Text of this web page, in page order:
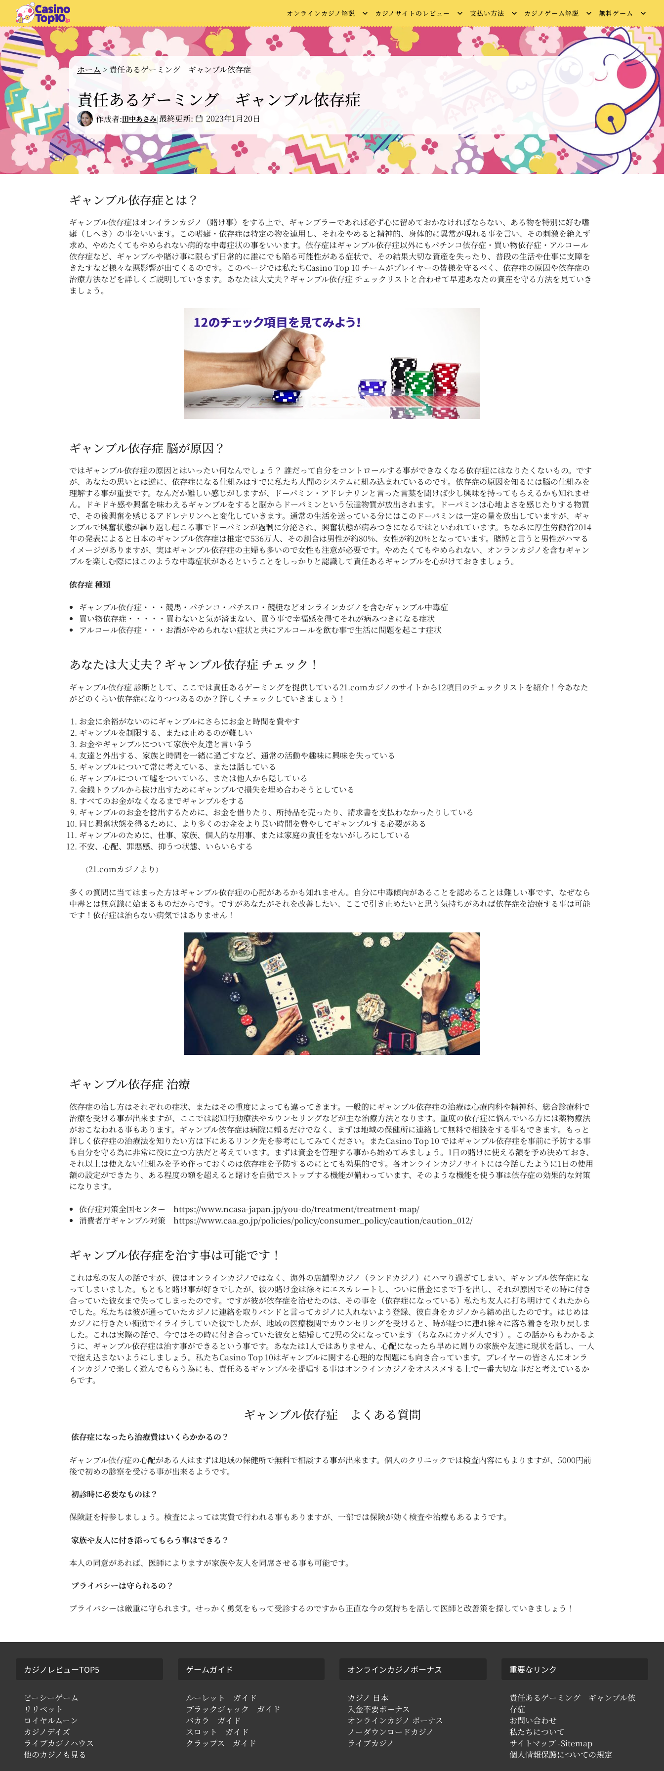
オンラインカジノ解説 カジノサイトのレビュー 支払い方法 カジノゲーム解説 無料ゲーム
ホーム > 責任あるゲーミング ギャンブル依存症
責任あるゲーミング ギャンブル依存症
作成者:田中あさみ|最終更新: 2023年1月20日
ギャンブル依存症とは？
ギャンブル依存症はオンイランカジノ（賭け事）をする上で、ギャンブラーであれば必ず心に留めておかなければならない、ある物を特別に好む嗜
癖（しへき）の事をいいます。この嗜癖・依存症は特定の物を連用し、それをやめると精神的、身体的に異常が現れる事を言い、その刺激を絶えず
求め、やめたくてもやめられない病的な中毒症状の事をいいます。依存症はギャンブル依存症以外にもパチンコ依存症・買い物依存症・アルコール
依存症など、ギャンブルや賭け事に限らず日常的に誰にでも陥る可能性がある症状で、その結果大切な資産を失ったり、普段の生活や仕事に支障を
きたすなど様々な悪影響が出てくるのです。このページでは私たちCasino Top 10 チームがプレイヤーの皆様を守るべく、依存症の原因や依存症の
治療方法などを詳しくご説明していきます。あなたは大丈夫？ギャンブル依存症 チェックリストと合わせて早速あなたの資産を守る方法を見ていき
ましょう。
ギャンブル依存症 脳が原因？
ではギャンブル依存症の原因とはいったい何なんでしょう？ 誰だって自分をコントロールする事ができなくなる依存症にはなりたくないもの。です
が、あなたの思いとは逆に、依存症になる仕組みはすでに私たち人間のシステムに組み込まれているのです。依存症の原因を知るには脳の仕組みを
理解する事が重要です。なんだか難しい感じがしますが、ドーパミン・アドレナリンと言った言葉を聞けば少し興味を持ってもらえるかも知れませ
ん。ドキドキ感や興奮を味わえるギャンブルをすると脳からドーパミンという伝達物質が放出されます。ドーパミンは心地よさを感じたりする物質
で、その後興奮を感じるアドレナリンへと変化していきます。通常の生活を送っている分にはこのドーパミンは一定の量を放出していますが、ギャ
ンブルで興奮状態が繰り返し起こる事でドーパミンが過剰に分泌され、興奮状態が病みつきになるではといわれています。ちなみに厚生労働省2014
年の発表によると日本のギャンブル依存症は推定で536万人、その割合は男性が約80%、女性が約20%となっています。賭博と言うと男性がハマる
イメージがありますが、実はギャンブル依存症の主婦も多いので女性も注意が必要です。やめたくてもやめられない、オンランカジノを含むギャン
ブルを楽しむ際にはこのような中毒症状があるということをしっかりと認識して責任あるギャンブルを心がけておきましょう。
依存症 種類
ギャンブル依存症・・・競馬・パチンコ・パチスロ・競艇などオンラインカジノを含むギャンブル中毒症
買い物依存症・・・・・買わないと気が済まない、買う事で幸福感を得てそれが病みつきになる症状
アルコール依存症・・・お酒がやめられない症状と共にアルコールを飲む事で生活に問題を起こす症状
あなたは大丈夫？ギャンブル依存症 チェック！
ギャンブル依存症 診断として、ここでは責任あるゲーミングを提供している21.comカジノのサイトから12項目のチェックリストを紹介！今あなた
がどのくらい依存症になりつつあるのか？詳しくチェックしていきましょう！
お金に余裕がないのにギャンブルにさらにお金と時間を費やす
ギャンブルを制限する、または止めるのが難しい
お金やギャンブルについて家族や友達と言い争う
友達と外出する、家族と時間を一緒に過ごすなど、通常の活動や趣味に興味を失っている
ギャンブルについて常に考えている、または話している
ギャンブルについて嘘をついている、または他人から隠している
金銭トラブルから抜け出すためにギャンブルで損失を埋め合わそうとしている
すべてのお金がなくなるまでギャンブルをする
ギャンブルのお金を捻出するために、お金を借りたり、所持品を売ったり、請求書を支払わなかったりしている
同じ興奮状態を得るために、より多くのお金をより長い時間を費やしてギャンブルする必要がある
ギャンブルのために、仕事、家族、個人的な用事、または家庭の責任をないがしろにしている
不安、心配、罪悪感、抑うつ状態、いらいらする
（21.comカジノより ）
多くの質問に当てはまった方はギャンブル依存症の心配があるかも知れません。自分に中毒傾向があることを認めることは難しい事です、なぜなら
中毒とは無意識に始まるものだからです。ですがあなたがそれを改善したい、ここで引き止めたいと思う気持ちがあれば依存症を治療する事は可能
です！依存症は治らない病気ではありません！
ギャンブル依存症 治療
依存症の治し方はそれぞれの症状、またはその重度によっても違ってきます。一般的にギャンブル依存症の治療は心療内科や精神科、総合診療科で
治療を受ける事が出来ますが、ここでは認知行動療法やカウンセリングなどが主な治療方法となります。重度の依存症に悩んでいる方には薬物療法
がおこなわれる事もあります。ギャンブル依存症は病院に頼るだけでなく、まずは地域の保健所に連絡して無料で相談をする事もできます。もっと
詳しく依存症の治療法を知りたい方は下にあるリンク先を参考にしてみてください。またCasino Top 10 ではギャンブル依存症を事前に予防する事
も自分を守る為に非常に役に立つ方法だと考えています。まずは資金を管理する事から始めてみましょう。1日の賭けに使える額を予め決めておき、
それ以上は使えない仕組みを予め作っておくのは依存症を予防するのにとても効果的です。各オンラインカジノサイトには今話したように1日の使用
額の設定ができたり、ある程度の額を超えると賭けを自動でストップする機能が備わっています、そのような機能を使う事は依存症の効果的な対策
になります。
依存症対策全国センター https://www.ncasa-japan.jp/you-do/treatment/treatment-map/
消費者庁ギャンブル対策 https://www.caa.go.jp/policies/policy/consumer_policy/caution/caution_012/
ギャンブル依存症を治す事は可能です！
これは私の友人の話ですが、彼はオンラインカジノではなく、海外の店舗型カジノ（ランドカジノ）にハマり過ぎてしまい、ギャンブル依存症にな
ってしまいました。もともと賭け事が好きでしたが、彼の賭け金は徐々にエスカレートし、ついに借金にまで手を出し、それが原因でその時に付き
合っていた彼女まで失ってしまったのです。ですが彼が依存症を治せたのは、その事を（依存症になっている）私たち友人に打ち明けてくれたから
でした。私たちは彼が通っていたカジノに連絡を取りバンドと言ってカジノに入れないよう登録、彼自身をカジノから締め出したのです。はじめは
カジノに行きたい衝動でイライラしていた彼でしたが、地域の医療機関でカウンセリングを受けると、時が経つに連れ徐々に落ち着きを取り戻しま
した。これは実際の話で、今ではその時に付き合っていた彼女と結婚して2児の父になっています（ちなみにカナダ人です）。この話からもわかるよ
うに、ギャンブル依存症は治す事ができるという事です。あなたは1人ではありません、心配になったら早めに周りの家族や友達に現状を話し、一人
で抱え込まないようにしましょう。私たちCasino Top 10はギャンブルに関する心理的な問題にも向き合っています。プレイヤーの皆さんにオンラ
インカジノで楽しく遊んでもらう為にも、責任あるギャンブルを提唱する事はオンラインカジノをオススメする上で一番大切な事だと考えているか
らです。
ギャンブル依存症 よくある質問
依存症になったら治療費はいくらかかるの？
ギャンブル依存症の心配がある人はまずは地域の保健所で無料で相談する事が出来ます。個人のクリニックでは検査内容にもよりますが、5000円前
後で初めの診察を受ける事が出来るようです。
初診時に必要なものは？
保険証を持参しましょう。検査によっては実費で行われる事もありますが、一部では保険が効く検査や治療もあるようです。
家族や友人に付き添ってもらう事はできる？
本人の同意があれば、医師によりますが家族や友人を同席させる事も可能です。
プライバシーは守られるの？
プライバシーは厳重に守られます。せっかく勇気をもって受診するのですから正直な今の気持ちを話して医師と改善策を探していきましょう！
カジノレビューTOP5
ビーシーゲーム
リリベット
ロイヤルムーン
カジノデイズ
ライブカジノハウス
他のカジノも見る
ゲームガイド
ルーレット ガイド
ブラックジャック ガイド
バカラ ガイド
スロット ガイド
クラップス ガイド
オンラインカジノボーナス
カジノ 日本
入金不要ボーナス
オンラインカジノ ボーナス
ノーダウンロードカジノ
ライブカジノ
重要なリンク
責任あるゲーミング ギャンブル依
存症
お問い合わせ
私たちについて
サイトマップ -Sitemap
個人情報保護についての規定